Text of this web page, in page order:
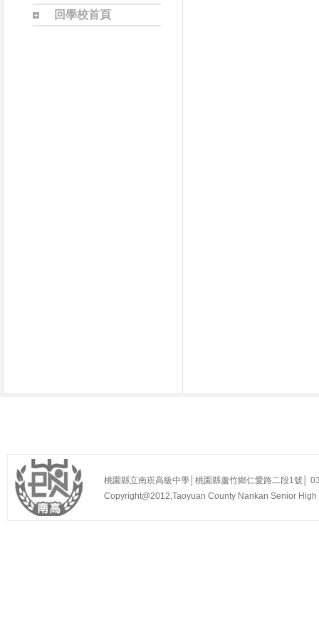
回學校首頁
桃園縣立南崁高級中學│桃園縣蘆竹鄉仁愛路二段1號│
Copyright@2012,Taoyuan County Nankan Senior